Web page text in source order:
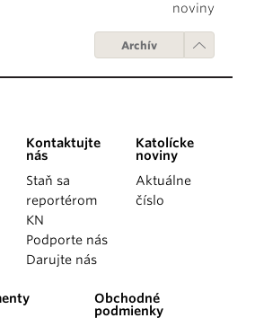
noviny
Archív
Kontaktujte
nás
Staň sa
reportérom
KN
Podporte nás
Darujte nás
Katolícke
noviny
Aktuálne
číslo
Obchodné
podmienky